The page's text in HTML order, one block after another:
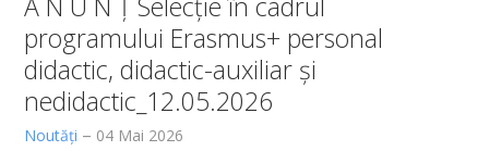
programului Erasmus+ personal
didactic, didactic-auxiliar și
nedidactic_12.05.2026
Noutăți 04 Mai 2026